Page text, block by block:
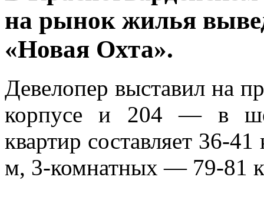
на рынок жилья
«Новая Охта».
Девелопер выставил на
корпусе и 204 — в
квартир составляет 36-
м, 3-комнатных — 79-81